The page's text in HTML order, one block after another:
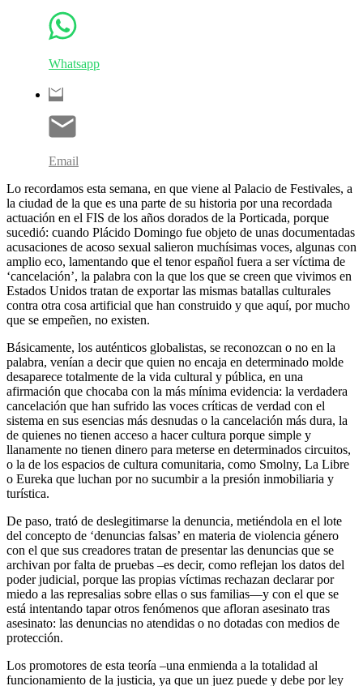
Whatsapp
Email
Lo recordamos esta semana, en que viene al Palacio de Festivales, a
la ciudad de la que es una parte de su historia por una recordada
actuación en el FIS de los años dorados de la Porticada, porque
sucedió: cuando Plácido Domingo fue objeto de unas documentadas
acusaciones de acoso sexual salieron muchísimas voces, algunas con
amplio eco, lamentando que el tenor español fuera a ser víctima de
‘cancelación’, la palabra con la que los que se creen que vivimos en
Estados Unidos tratan de exportar las mismas batallas culturales
contra otra cosa artificial que han construido y que aquí, por mucho
que se empeñen, no existen.
Básicamente, los auténticos globalistas, se reconozcan o no en la
palabra, venían a decir que quien no encaja en determinado molde
desaparece totalmente de la vida cultural y pública, en una
afirmación que chocaba con la más mínima evidencia: la verdadera
cancelación que han sufrido las voces críticas de verdad con el
sistema en sus esencias más desnudas o la cancelación más dura, la
de quienes no tienen acceso a hacer cultura porque simple y
llanamente no tienen dinero para meterse en determinados circuitos,
o la de los espacios de cultura comunitaria, como Smolny, La Libre
o Eureka que luchan por no sucumbir a la presión inmobiliaria y
turística.
De paso, trató de deslegitimarse la denuncia, metiéndola en el lote
del concepto de ‘denuncias falsas’ en materia de violencia género
con el que sus creadores tratan de presentar las denuncias que se
archivan por falta de pruebas –es decir, como reflejan los datos del
poder judicial, porque las propias víctimas rechazan declarar por
miedo a las represalias sobre ellas o sus familias—y con el que se
está intentando tapar otros fenómenos que afloran asesinato tras
asesinato: las denuncias no atendidas o no dotadas con medios de
protección.
Los promotores de esta teoría –una enmienda a la totalidad al
funcionamiento de la justicia, ya que un juez puede y debe por ley